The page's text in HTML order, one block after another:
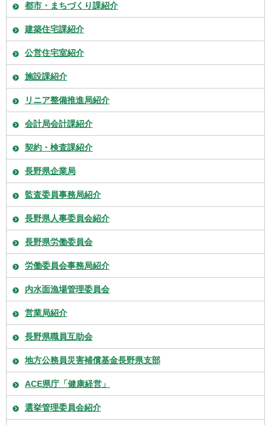
都市・まちづくり課紹介
建築住宅課紹介
公営住宅室紹介
施設課紹介
リニア整備推進局紹介
会計局会計課紹介
契約・検査課紹介
長野県企業局
監査委員事務局紹介
長野県人事委員会紹介
長野県労働委員会
労働委員会事務局紹介
内水面漁場管理委員会
営業局紹介
長野県職員互助会
地方公務員災害補償基金長野県支部
ACE県庁「健康経営」
選挙管理委員会紹介